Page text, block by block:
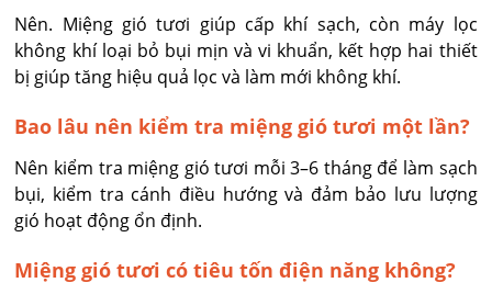
Nên. Miệng gió tươi giúp cấp khí sạch, còn máy lọc
không khí loại bỏ bụi mịn và vi khuẩn, kết hợp hai thiết
bị giúp tăng hiệu quả lọc và làm mới không khí.
Bao lâu nên kiểm tra miệng gió tươi một lần?
Nên kiểm tra miệng gió tươi mỗi 3–6 tháng để làm sạch
bụi, kiểm tra cánh điều hướng và đảm bảo lưu lượng
gió hoạt động ổn định.
Miệng gió tươi có tiêu tốn điện năng không?